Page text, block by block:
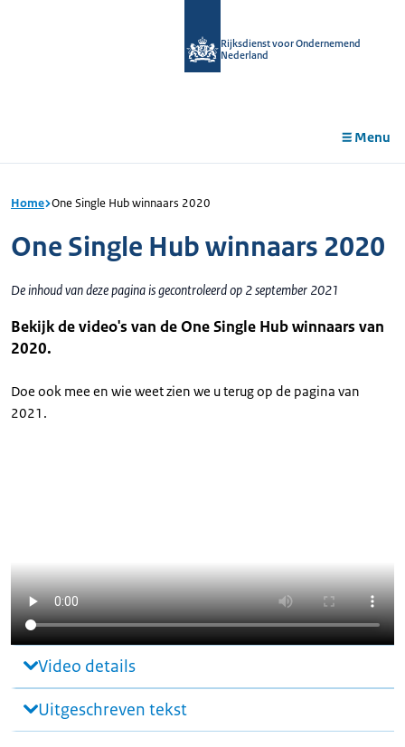
Rijksdienst voor Ondernemend
Nederland
Menu
Home One Single Hub winnaars 2020
One Single Hub winnaars 2020
De inhoud van deze pagina is gecontroleerd op 2 september 2021
Bekijk de video's van de One Single Hub winnaars van
2020.
Doe ook mee en wie weet zien we u terug op de pagina van
2021.
Video details
Uitgeschreven tekst